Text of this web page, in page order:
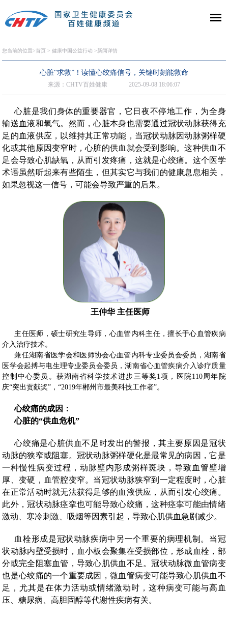
您当前的位置>首页 >健康中国公益行动 >新闻详情
心脏“求救”！读懂心绞痛信号，关键时刻能救命
来源：CHTV百姓健康 2025-09-08 18:06:07
心脏是我们身体的重要器官，它日夜不停地工作，为全身
输送血液和氧气。然而，心脏本身也需要通过冠状动脉获得充
足的血液供应，以维持其正常功能，当冠状动脉因动脉粥样硬
化或其他原因变窄时，心脏的供血就会受到影响。这种供血不
足会导致心肌缺氧，从而引发疼痛，这就是心绞痛。这个医学
术语虽然听起来有些陌生，但其实它与我们的健康息息相关，
如果忽视这一信号，可能会导致严重的后果。
王仲华 主任医师
主任医师，硕士研究生导师，心血管内科主任，擅长于心血管疾病
介入治疗技术。
兼任湖南省医学会和医师协会心血管内科专业委员会委员，湖南省
医学会起搏与电生理专业委员会委员，湖南省心血管疾病介入诊疗质量
控制中心委员。获湖南省科学技术进步三等奖1项，医院110周年院
庆“突出贡献奖”，“2019年郴州市最美科技工作者”。
心绞痛的成因：
心脏的“供血危机”
心绞痛是心脏供血不足时发出的警报，其主要原因是冠状
动脉的狭窄或阻塞。冠状动脉粥样硬化是最常见的病因，它是
一种慢性病变过程，动脉壁内形成粥样斑块，导致血管壁增
厚、变硬，血管腔变窄。当冠状动脉狭窄到一定程度时，心脏
在正常活动时就无法获得足够的血液供应，从而引发心绞痛。
此外，冠状动脉痉挛也可能导致心绞痛，这种痉挛可能由情绪
激动、寒冷刺激、吸烟等因素引起，导致心肌供血急剧减少。
血栓形成是冠状动脉疾病中另一个重要的病理机制。当冠
状动脉内壁受损时，血小板会聚集在受损部位，形成血栓，部
分或完全阻塞血管，导致心肌供血不足。冠状动脉微血管病变
也是心绞痛的一个重要成因，微血管病变可能导致心肌供血不
足，尤其是在体力活动或情绪激动时，这种病变可能与高血
压、糖尿病、高胆固醇等代谢性疾病有关。